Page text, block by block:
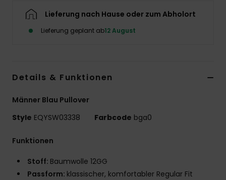
Lieferung nach Hause oder zum Abholort
Lieferung geplant ab12 August
Details & Funktionen
Männer Blau Pullover
Style EQYSW03338 Farbcode bga0
Funktionen
Stoff: Baumwolle 12GG
Passform: klassischer, komfortabler Regular Fit